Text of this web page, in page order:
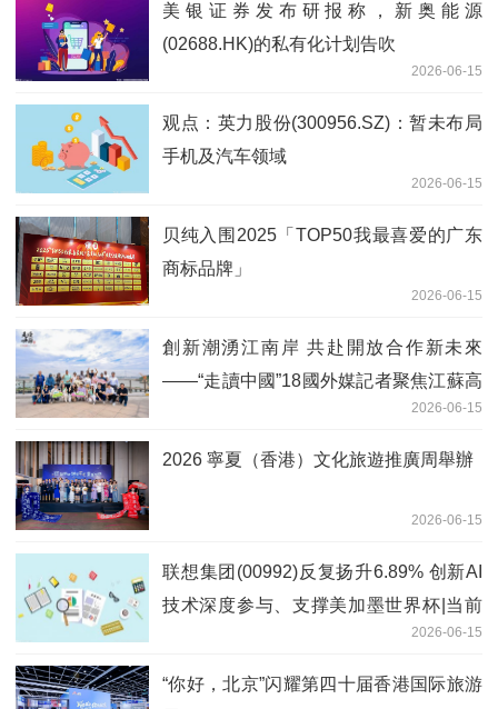
美银证券发布研报称，新奥能源
(02688.HK)的私有化计划告吹
2026-06-15
观点：英力股份(300956.SZ)：暂未布局
手机及汽车领域
2026-06-15
贝纯入围2025「TOP50我最喜爱的广东
商标品牌」
2026-06-15
創新潮湧江南岸 共赴開放合作新未來
——“走讀中國”18國外媒記者聚焦江蘇高
2026-06-15
2026 寧夏（香港）文化旅遊推廣周舉辦
2026-06-15
联想集团(00992)反复扬升6.89% 创新AI
技术深度参与、支撑美加墨世界杯|当前
2026-06-15
“你好，北京”闪耀第四十届香港国际旅游